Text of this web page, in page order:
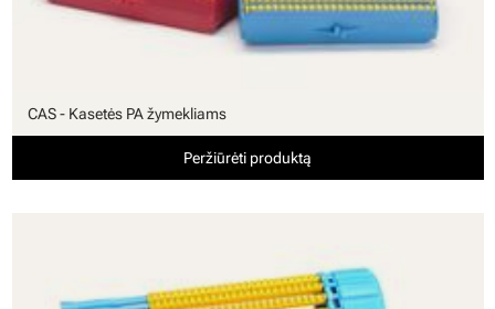
CAS - Kasetės PA žymekliams
Peržiūrėti produktą